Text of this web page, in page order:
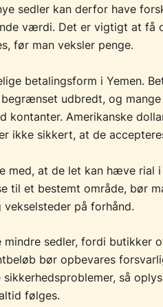
sedler kan derfor have
værdi. Det er vigtigt at få
før man veksler penge.
betalingsform i Yemen.
udbredt, og
kontanter. Amerikanske
ikke sikkert, at de
med, at de let kan hæve rial
til et bestemt område, bør
på forhånd.
sedler, fordi butikker
bør opbevares
så
følges.